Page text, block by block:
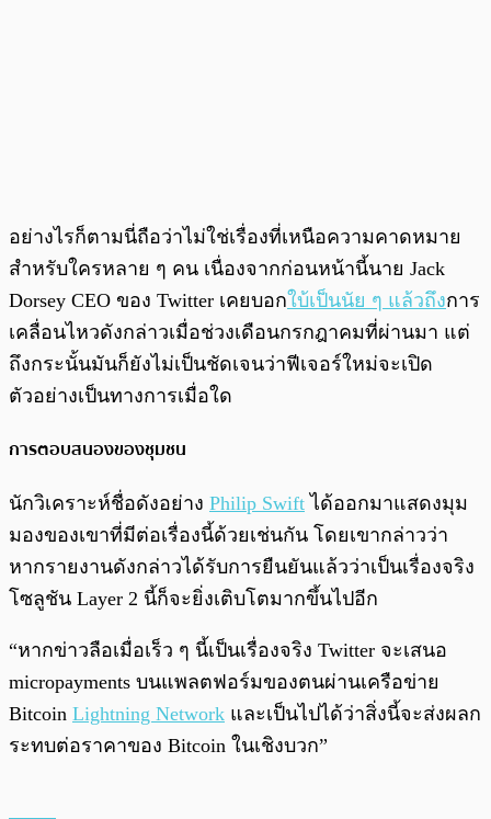
อย่างไรก็ตามนี่ถือว่าไม่ใช่เรื่องที่เหนือความคาดหมาย
สำหรับใครหลาย ๆ คน เนื่องจากก่อนหน้านี้นาย Jack
Dorsey CEO ของ Twitter เคยบอกใบ้เป็นนัย ๆ แล้วถึงการ
เคลื่อนไหวดังกล่าวเมื่อช่วงเดือนกรกฎาคมที่ผ่านมา แต่
ถึงกระนั้นมันก็ยังไม่เป็นชัดเจนว่าฟีเจอร์ใหม่จะเปิด
ตัวอย่างเป็นทางการเมื่อใด
การตอบสนองของชุมชน
นักวิเคราะห์ชื่อดังอย่าง Philip Swift ได้ออกมาแสดงมุม
มองของเขาที่มีต่อเรื่องนี้ด้วยเช่นกัน โดยเขากล่าวว่า
หากรายงานดังกล่าวได้รับการยืนยันแล้วว่าเป็นเรื่องจริง
โซลูชัน Layer 2 นี้ก็จะยิ่งเติบโตมากขึ้นไปอีก
“หากข่าวลือเมื่อเร็ว ๆ นี้เป็นเรื่องจริง Twitter จะเสนอ
micropayments บนแพลตฟอร์มของตนผ่านเครือข่าย
Bitcoin Lightning Network และเป็นไปได้ว่าสิ่งนี้จะส่งผลก
ระทบต่อราคาของ Bitcoin ในเชิงบวก”